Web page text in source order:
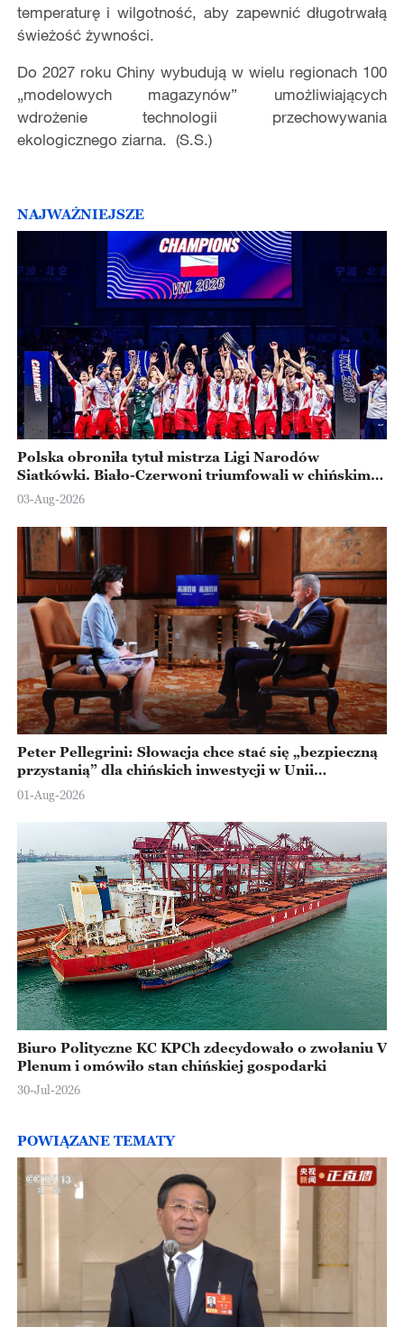
temperaturę i wilgotność, aby zapewnić długotrwałą
świeżość żywności.
Do 2027 roku Chiny wybudują w wielu regionach 100
„modelowych magazynów” umożliwiających
wdrożenie technologii przechowywania
ekologicznego ziarna. (S.S.)
NAJWAŻNIEJSZE
Polska obroniła tytuł mistrza Ligi Narodów
Siatkówki. Biało-Czerwoni triumfowali w chińskim
Ningbo
03-Aug-2026
Peter Pellegrini: Słowacja chce stać się „bezpieczną
przystanią” dla chińskich inwestycji w Unii
Europejskiej
01-Aug-2026
Biuro Polityczne KC KPCh zdecydowało o zwołaniu V
Plenum i omówiło stan chińskiej gospodarki
30-Jul-2026
POWIĄZANE TEMATY